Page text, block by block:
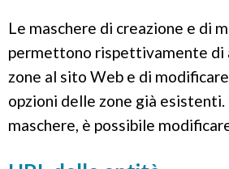
Le maschere di creazione e di
permettono rispettivamente di
zone al sito Web e di
opzioni delle zone già esistenti.
maschere, è possibile